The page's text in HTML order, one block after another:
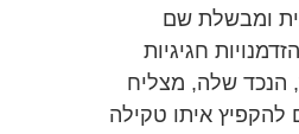
ומבשלת שם
חגיגיות
הנכד שלה, מצליח
להקפיץ איתו טקילה